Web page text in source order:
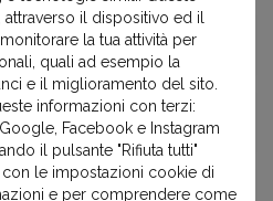
Classe R
Classe Sl
il dispositivo ed il
la tua attività per
quali ad esempio la
e il miglioramento del sito.
informazioni con terzi:
Facebook e Instagram
il pulsante "Rifiuta tutti"
le impostazioni cookie di
e per comprendere come